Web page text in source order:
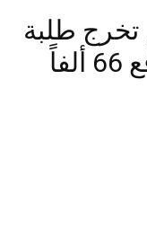
تخرج طلبة
من الامتحانات لعدم دفع 66 ألفاً